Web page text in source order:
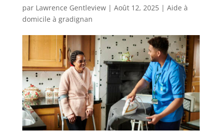
par Lawrence Gentleview| Août 12, 2025| Aide à
domicile à gradignan